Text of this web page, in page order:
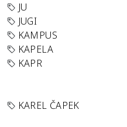
JU
JUGI
KAMPUS
KAPELA
KAPR
KAREL ČAPEK